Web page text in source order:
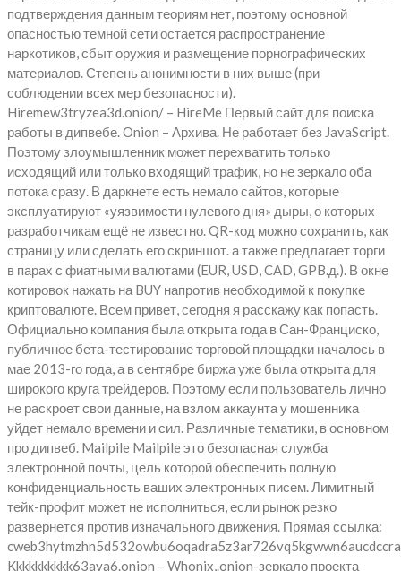
подтверждения данным теориям нет, поэтому основной
опасностью темной сети остается распространение
наркотиков, сбыт оружия и размещение порнографических
материалов. Степень анонимности в них выше (при
соблюдении всех мер безопасности).
Hiremew3tryzea3d.onion/ – HireMe Первый сайт для поиска
работы в дипвебе. Onion – Архива. Не работает без JavaScript.
Поэтому злоумышленник может перехватить только
исходящий или только входящий трафик, но не зеркало оба
потока сразу. В даркнете есть немало сайтов, которые
эксплуатируют «уязвимости нулевого дня» дыры, о которых
разработчикам ещё не известно. QR-код можно сохранить, как
страницу или сделать его скриншот. а также предлагает торги
в парах с фиатными валютами (EUR, USD, CAD, GPB.д.). В окне
котировок нажать на BUY напротив необходимой к покупке
криптовалюте. Всем привет, сегодня я расскажу как попасть.
Официально компания была открыта года в Сан-Франциско,
публичное бета-тестирование торговой площадки началось в
мае 2013-го года, а в сентябре биржа уже была открыта для
широкого круга трейдеров. Поэтому если пользователь лично
не раскроет свои данные, на взлом аккаунта у мошенника
уйдет немало времени и сил. Различные тематики, в основном
про дипвеб. Mailpile Mailpile это безопасная служба
электронной почты, цель которой обеспечить полную
конфиденциальность ваших электронных писем. Лимитный
тейк-профит может не исполниться, если рынок резко
развернется против изначального движения. Прямая ссылка:
Kkkkkkkkkk63ava6.onion – Whonix,.onion-зеркало проекта